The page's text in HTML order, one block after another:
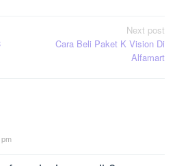
Next post
Cara Beli Paket K Vision Di
Alfamart